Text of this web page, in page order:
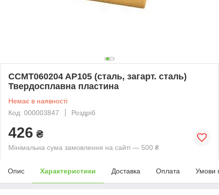
CCMT060204 AP105 (сталь, загарт. сталь)
Твердосплавна пластина
Немає в наявності
Код: 000003847
Роздріб
426 ₴
Мінімальна сума замовлення на сайті — 500 ₴
Опис Характеристики Доставка Оплата Умови